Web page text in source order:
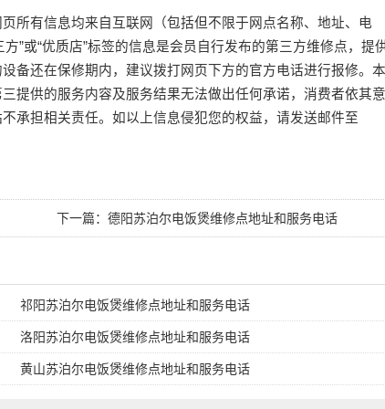
所有信息均来自互联网（包括但不限于网点名称、地址、电
”或“优质店”标签的信息是会员自行发布的第三方维修点，提
备还在保修期内，建议拨打网页下方的官方电话进行报修。本
提供的服务内容及服务结果无法做出任何承诺，消费者依其意
承担相关责任。如以上信息侵犯您的权益，请发送邮件至
下一篇：德阳苏泊尔电饭煲维修点地址和服务电话
祁阳苏泊尔电饭煲维修点地址和服务电话
洛阳苏泊尔电饭煲维修点地址和服务电话
黄山苏泊尔电饭煲维修点地址和服务电话